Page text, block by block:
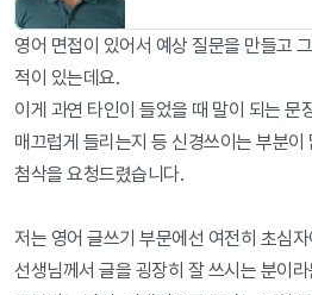
영어 면접이 있어서 예상 질문을 만들고
적이 있는데요.
이게 과연 타인이 들었을 때 말이 되는 문
매끄럽게 들리는지 등 신경쓰이는 부분이
첨삭을 요청드렸습니다.
저는 영어 글쓰기 부문에선 여전히 초심
선생님께서 글을 굉장히 잘 쓰시는 분이